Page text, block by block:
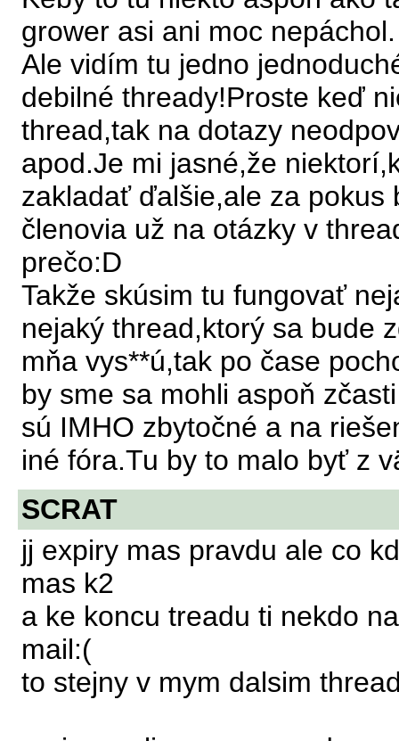
grower asi ani moc nepáchol.
Ale vidím tu jedno
debilné thready!Proste keď
thread,tak na dotazy
apod.Je mi jasné,že
zakladať ďalšie,ale za pokus
členovia už na otázky v
prečo:D
Takže skúsim tu fungovať
nejaký thread,ktorý sa bude
mňa vys**ú,tak po čase
by sme sa mohli aspoň
sú IMHO zbytočné a na
iné fóra.Tu by to malo byť z
SCRAT
jj expiry mas pravdu ale co
mas k2
a ke koncu treadu ti nekdo
mail:(
to stejny v mym dalsim